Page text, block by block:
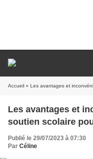
Accueil » Les avantages et
Les avantages et
soutien scolaire
Publié le 29/07/2023 à 07:30
Par Céline